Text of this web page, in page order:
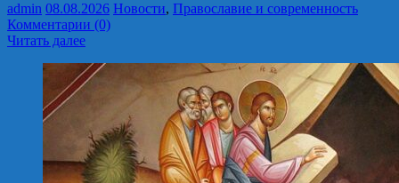
admin 08.08.2026 Новости, Православие и современность
Комментарии (0)
Читать далее